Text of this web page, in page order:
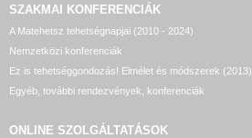
SZAKMAI KONFERENCIÁK
A Matehetsz tehetségnapjai (2010 - 2024)
Nemzetközi konferenciák
Ez is tehetséggondozás! Elmélet és módszerek (2013)
Egyéb, további rendezvények, konferenciák
ONLINE SZOLGÁLTATÁSOK